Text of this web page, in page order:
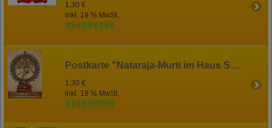
1,30 €
inkl. 19 % MwSt.
Postkarte "Nataraja-Murti im Haus Shanti"
1,30 €
inkl. 19 % MwSt.